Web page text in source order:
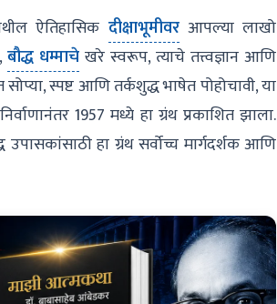
ऐतिहासिक दीक्षाभूमीवरआपल्या लाखो
बौद्ध धम्माचे खरे स्वरूप, त्याचे तत्त्वज्ञान आणि
स्पष्ट आणि तर्कशुद्ध भाषेत पोहोचावी, या
1957 मध्ये हा ग्रंथ प्रकाशित झाला.
हा ग्रंथ सर्वोच्च मार्गदर्शक आणि